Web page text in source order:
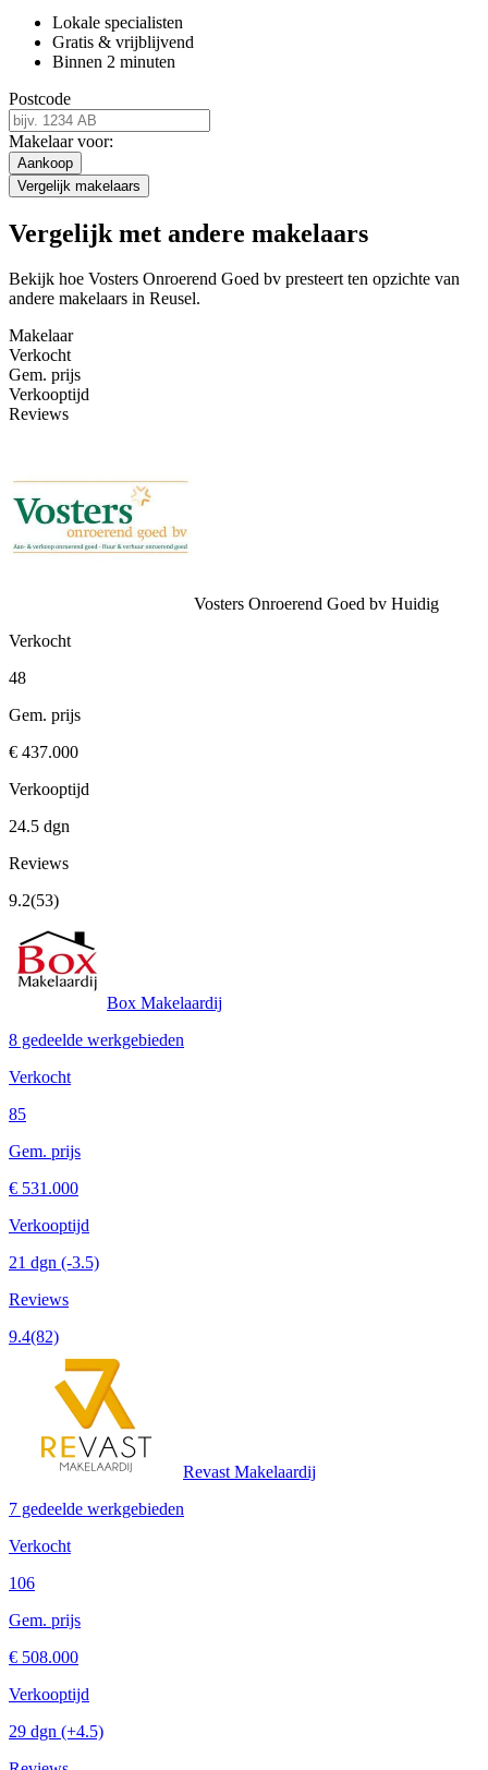
Lokale specialisten
Gratis & vrijblijvend
Binnen 2 minuten
Postcode
Makelaar voor:
Aankoop
Vergelijk makelaars
Vergelijk met andere makelaars
Bekijk hoe Vosters Onroerend Goed bv presteert ten opzichte van
andere makelaars in Reusel.
Makelaar
Verkocht
Gem. prijs
Verkooptijd
Reviews
Vosters Onroerend Goed bv Huidig
Verkocht
48
Gem. prijs
€ 437.000
Verkooptijd
24.5 dgn
Reviews
9.2(53)
Box Makelaardij
8 gedeelde werkgebieden
Verkocht
85
Gem. prijs
€ 531.000
Verkooptijd
21 dgn (-3.5)
Reviews
9.4(82)
Revast Makelaardij
7 gedeelde werkgebieden
Verkocht
106
Gem. prijs
€ 508.000
Verkooptijd
29 dgn (+4.5)